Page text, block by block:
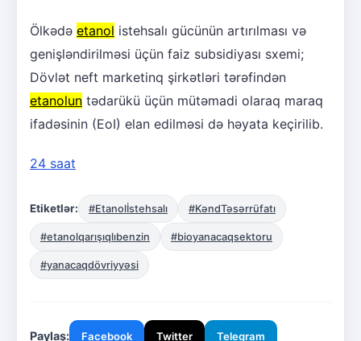
Ölkədə etanol istehsalı gücünün artırılması və
genişləndirilməsi üçün faiz subsidiyası sxemi;
Dövlət neft marketinq şirkətləri tərəfindən
etanolun tədarükü üçün mütəmadi olaraq maraq
ifadəsinin (EoI) elan edilməsi də həyata keçirilib.
24 saat
Etiketlər: #Etanolİstehsalı #KəndTəsərrüfatı
#etanolqarışıqlıbenzin #bioyanacaqsektoru
#yanacaqdövriyyəsi
Paylaş: Facebook Twitter Telegram